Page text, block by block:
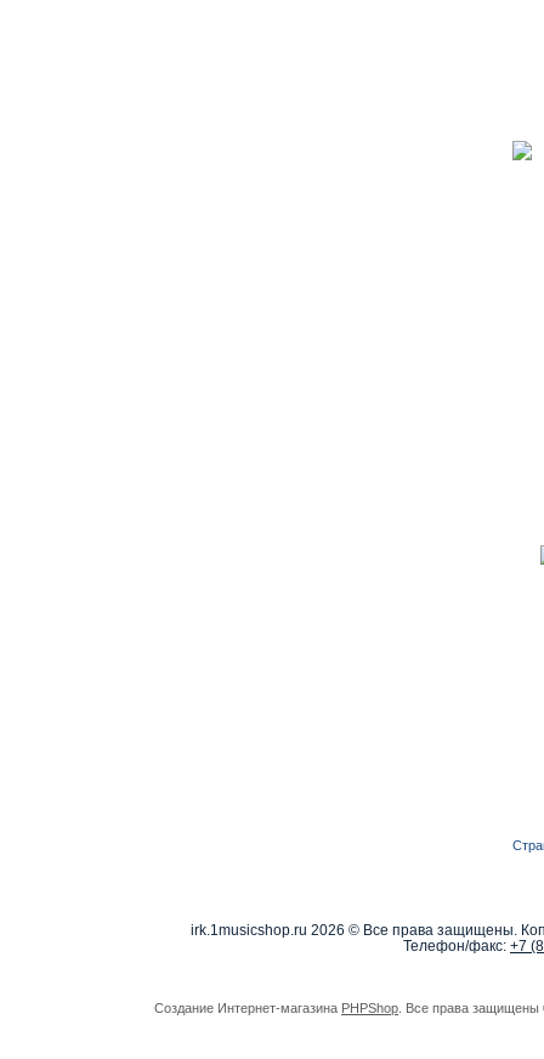
irk.1musicshop.ru 2026 © Все права защищены.
Телефон/факс: +7
Создание Интернет-магазина PHPShop . Все права защищены